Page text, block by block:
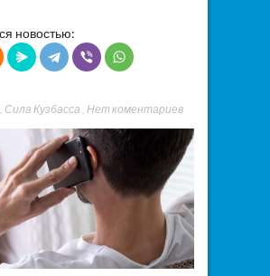
новостью:
Сила Кузбасса Нет коментариев